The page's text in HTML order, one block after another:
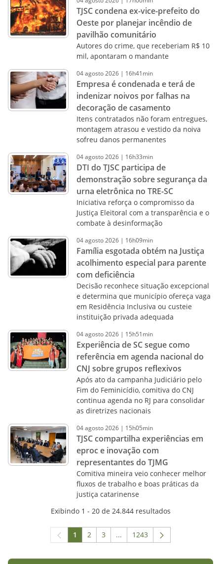
TJSC condena ex-vice-prefeito do
Oeste por planejar incêndio de
pavilhão comunitário
Autores do crime, que receberiam R$ 10
mil, apontaram o mandante
04agosto2026 | 16h41min
Empresa é condenada e terá de
indenizar noivos por falhas na
decoração de casamento
Itens contratados não foram entregues,
montagem atrasou e vestido da noiva
sofreu danos permanentes
04agosto2026 | 16h33min
DTI do TJSC participa de
demonstração sobre segurança da
urna eletrônica no TRE-SC
Iniciativa reforça o compromisso da
Justiça Eleitoral com a transparência e o
combate à desinformação
04agosto2026 | 16h09min
Família esgotada obtém na Justiça
acolhimento especial para parente
com deficiência
Decisão reconhece situação excepcional
e determina que município ofereça vaga
em Residência Inclusiva ou custeie
instituição privada adequada
04agosto2026 | 15h51min
Experiência de SC segue como
referência em agenda nacional do
CNJ sobre grupos reflexivos
Após ato da campanha Judiciário pelo
Fim do Feminicídio, comitiva do CNJ
continua agenda no RJ para consolidar
as diretrizes nacionais
04agosto2026 | 15h05min
TJSC compartilha experiências em
eproc e inovação com
representantes do TJMG
Comitiva mineira veio conhecer melhor
fluxos de trabalho e boas práticas da
justiça catarinense
Exibindo 1 - 20 de 24.844 resultados
Página
1 Página
2 Página
3 ...Páginas intermediárias Usar
Página
1243